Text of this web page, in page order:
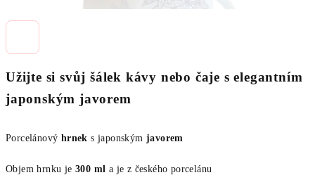
Užijte si svůj šálek kávy nebo čaje s elegantním
japonským javorem
Porcelánový hrnek s japonskýmjavorem
Objem hrnku je 300 ml a je z českého porcelánu